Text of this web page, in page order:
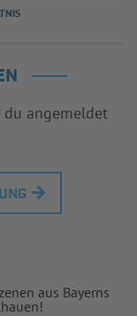
angemeldet
aus Bayerns